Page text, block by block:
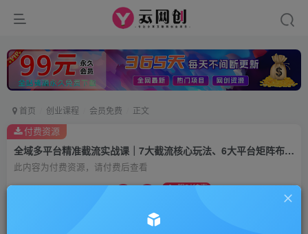
首页 创业课程 会员免费 正文
全域多平台精准截流实战课｜7大截流核心玩法、6大平台矩阵布局、私域导流、AI话术批量生成、精准打粉闭环教程
此内容为付费资源，请付费后查看
9.9 限时特惠
付费资源